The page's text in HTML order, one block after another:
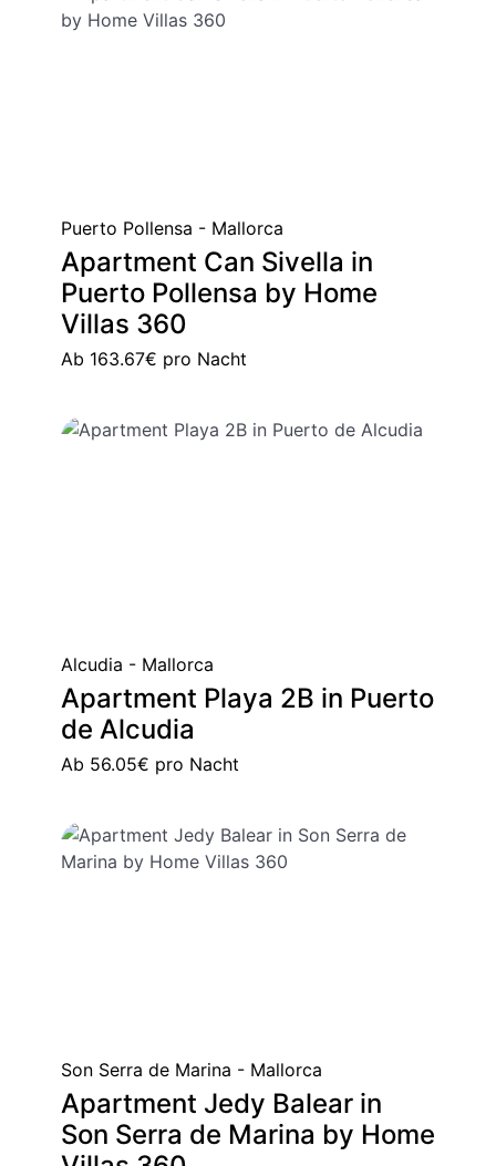
Puerto Pollensa - Mallorca
Apartment Can Sivella in
Puerto Pollensa by Home
Villas 360
Ab 163.67€ pro Nacht
Alcudia - Mallorca
Apartment Playa 2B in Puerto
de Alcudia
Ab 56.05€ pro Nacht
Son Serra de Marina - Mallorca
Apartment Jedy Balear in
Son Serra de Marina by Home